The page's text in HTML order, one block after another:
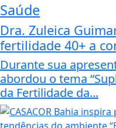
Saúde
Dra. Zuleica
fertilidade 40+ a
Durante sua
abordou o tema
da Fertilidade da...